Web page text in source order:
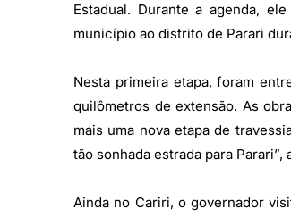
Estadual. Durante a agenda,
município ao distrito de Parari
Nesta primeira etapa, foram
quilômetros de extensão. As
mais uma nova etapa de
tão sonhada estrada para
Ainda no Cariri, o governador